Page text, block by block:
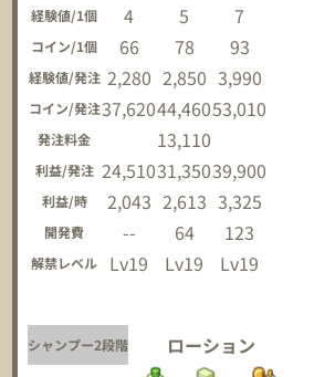
経験値/1個 4 5 7
コイン/1個 66 78 93
経験値/発注 2,280 2,850 3,990
コイン/発注37,62044,46053,010
発注料金 13,110
利益/発注 24,51031,35039,900
利益/時 2,043 2,613 3,325
開発費 -- 64 123
解禁レベル Lv19 Lv19 Lv19
シャンプー2段階 ローション